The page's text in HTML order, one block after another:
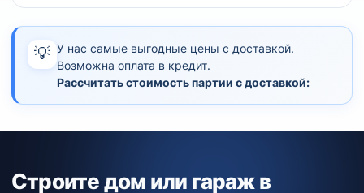
💡 У нас самые выгодные цены с доставкой.
Возможна оплата в кредит.
Рассчитать стоимость партии с доставкой:
Строите дом или гараж в